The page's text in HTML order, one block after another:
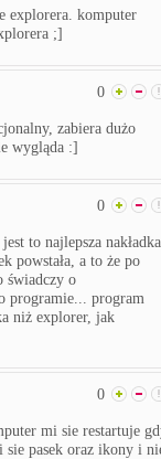
explorera. komputer
;]
0
zabiera dużo
wygląda :]
0
to najlepsza nakładka
powstała, a to że po
świadczy o
programie... program
niż explorer, jak
0
mi sie restartuje
sie pasek oraz ikony i